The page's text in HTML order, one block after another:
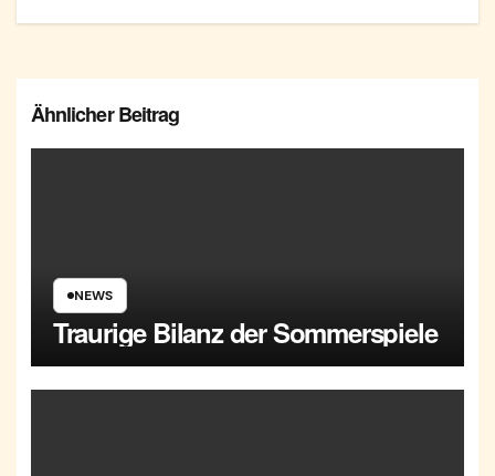
Ähnlicher Beitrag
NEWS
Traurige Bilanz der Sommerspiele